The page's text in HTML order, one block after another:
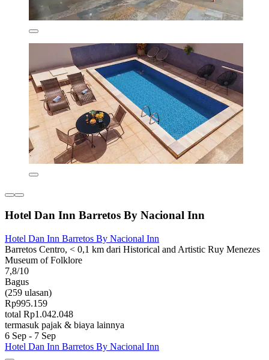
Hotel Dan Inn Barretos By Nacional Inn
Hotel Dan Inn Barretos By Nacional Inn
Barretos Centro, < 0,1 km dari Historical and Artistic Ruy Menezes
Museum of Folklore
7,8/10
Bagus
(259 ulasan)
Rp995.159
total Rp1.042.048
termasuk pajak & biaya lainnya
6 Sep - 7 Sep
Hotel Dan Inn Barretos By Nacional Inn